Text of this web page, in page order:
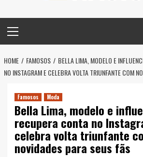
Menu
HOME FAMOSOS
BELLA LIMA, MODELO E
NO INSTAGRAM E CELEBRA VOLTA TRIUNFANTE COM
Famosos Moda
Bella Lima, modelo e
recupera conta no
celebra volta triunfante
novidades para seus fãs